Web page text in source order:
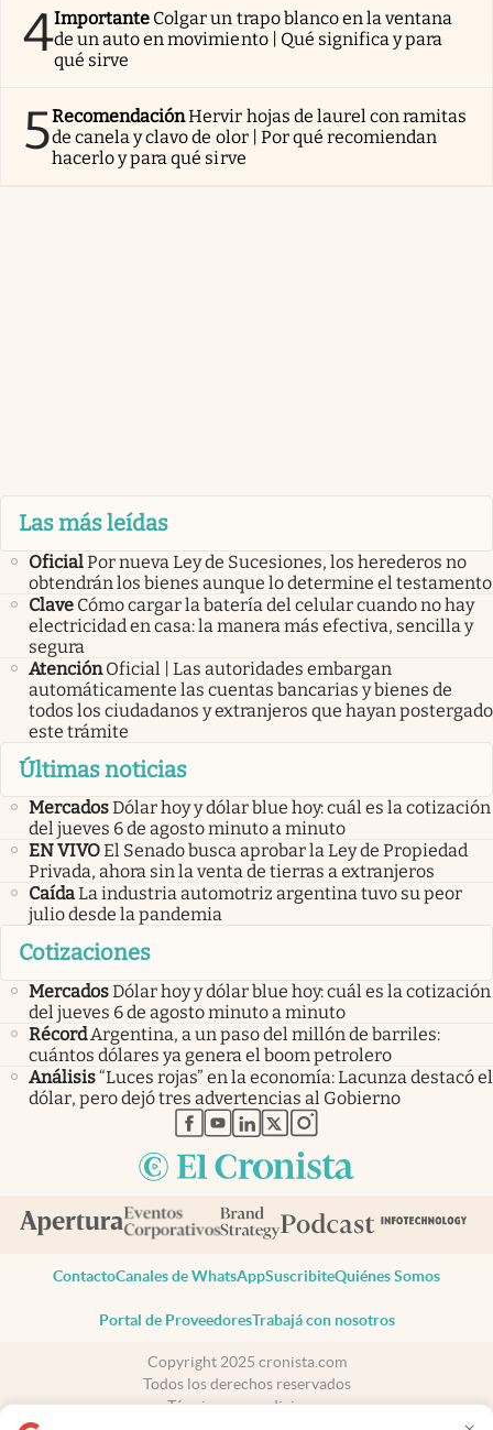
4Importante Colgar un trapo blanco en la ventana
de un auto en movimiento | Qué significa y para
qué sirve
5RecomendaciónHervir hojas de laurel con ramitas
de canela y clavo de olor | Por qué recomiendan
hacerlo y para qué sirve
Las más leídas
OficialPor nueva Ley de Sucesiones, los herederos no
obtendrán los bienes aunque lo determine el testamento
Clave Cómo cargar la batería del celular cuando no hay
electricidad en casa: la manera más efectiva, sencilla y
segura
Atención Oficial | Las autoridades embargan
automáticamente las cuentas bancarias y bienes de
todos los ciudadanos y extranjeros que hayan postergado
este trámite
Últimas noticias
MercadosDólar hoy y dólar blue hoy: cuál es la cotización
del jueves 6 de agosto minuto a minuto
EN VIVOEl Senado busca aprobar la Ley de Propiedad
Privada, ahora sin la venta de tierras a extranjeros
CaídaLa industria automotriz argentina tuvo su peor
julio desde la pandemia
Cotizaciones
MercadosDólar hoy y dólar blue hoy: cuál es la cotización
del jueves 6 de agosto minuto a minuto
Récord Argentina, a un paso del millón de barriles:
cuántos dólares ya genera el boom petrolero
Análisis“Luces rojas” en la economía: Lacunza destacó el
dólar, pero dejó tres advertencias al Gobierno
abre en nueva pestaña
abre en nueva pestaña
abre en nueva pestaña
abre en nueva pestaña
abre en nueva pestaña
ContactoCanales de WhatsAppSuscribiteQuiénes Somos
Portal de ProveedoresTrabajá con nosotros
Copyright 2025 cronista.com
Todos los derechos reservados
Términos y condiciones